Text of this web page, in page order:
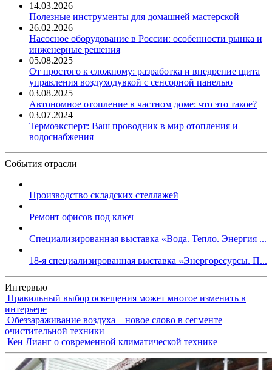
14.03.2026
Полезные инструменты для домашней мастерской
26.02.2026
Насосное оборудование в России: особенности рынка и
инженерные решения
05.08.2025
От простого к сложному: разработка и внедрение щита
управления воздуходувкой с сенсорной панелью
03.08.2025
Автономное отопление в частном доме: что это такое?
03.07.2024
Термоэксперт: Ваш проводник в мир отопления и
водоснабжения
События отрасли
Производство складских стеллажей
Ремонт офисов под ключ
Специализированная выставка «Вода. Тепло. Энергия ...
18-я специализированная выставка «Энергоресурсы. П...
Интервью
Правильный выбор освещения может многое изменить в
интерьере
Обеззараживание воздуха – новое слово в сегменте
очистительной техники
Кен Лианг о современной климатической технике